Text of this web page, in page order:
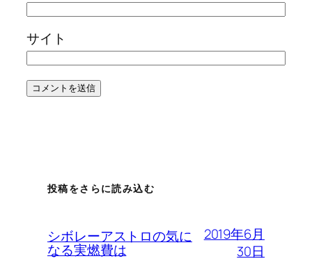
サイト
投稿をさらに読み込む
シボレーアストロの気に
なる実燃費は
2019年6月
30日